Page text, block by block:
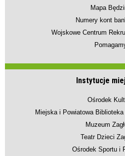
Mapa
Numery kont
Wojskowe Centrum
Instytucje
Ośrodek
Miejska i Powiatowa
Muzeum
Teatr Dzieci
Ośrodek Sportu i